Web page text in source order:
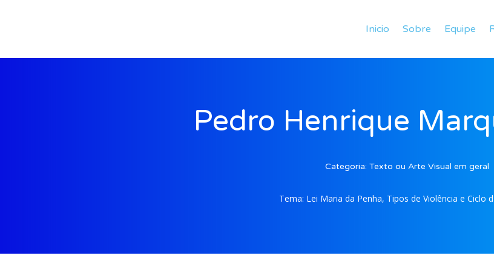
Inicio Sobre Equipe
Pedro Henrique
Categoria: Texto ou Arte Visual em geral
Tema: Lei Maria da Penha, Tipos de Violência e Ciclo